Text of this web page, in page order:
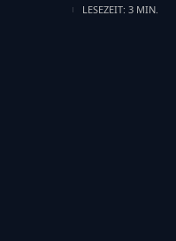
LESEZEIT: 3 MIN.